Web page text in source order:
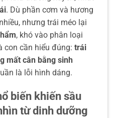
. Dù phần cơm và hương
nhưng trái méo lại
, khó vào phân loại
con cần hiểu đúng: trái
mất cân bằng sinh
là lỗi hình dáng.
biến khiến sầu
từ dinh dưỡng